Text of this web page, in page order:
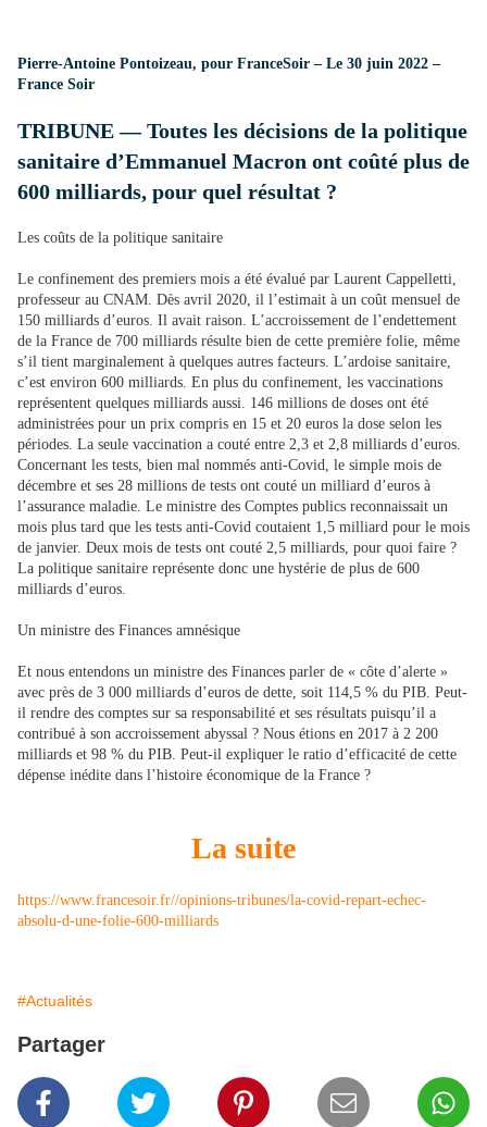
Pierre-Antoine Pontoizeau, pour FranceSoir – Le 30 juin 2022 –
France Soir
TRIBUNE — Toutes les décisions de la politique
sanitaire d’Emmanuel Macron ont coûté plus de
600 milliards, pour quel résultat ?
Les coûts de la politique sanitaire
Le confinement des premiers mois a été évalué par Laurent Cappelletti,
professeur au CNAM. Dès avril 2020, il l’estimait à un coût mensuel de
150 milliards d’euros. Il avait raison. L’accroissement de l’endettement
de la France de 700 milliards résulte bien de cette première folie, même
s’il tient marginalement à quelques autres facteurs. L’ardoise sanitaire,
c’est environ 600 milliards. En plus du confinement, les vaccinations
représentent quelques milliards aussi. 146 millions de doses ont été
administrées pour un prix compris en 15 et 20 euros la dose selon les
périodes. La seule vaccination a couté entre 2,3 et 2,8 milliards d’euros.
Concernant les tests, bien mal nommés anti-Covid, le simple mois de
décembre et ses 28 millions de tests ont couté un milliard d’euros à
l’assurance maladie. Le ministre des Comptes publics reconnaissait un
mois plus tard que les tests anti-Covid coutaient 1,5 milliard pour le mois
de janvier. Deux mois de tests ont couté 2,5 milliards, pour quoi faire ?
La politique sanitaire représente donc une hystérie de plus de 600
milliards d’euros.
Un ministre des Finances amnésique
Et nous entendons un ministre des Finances parler de « côte d’alerte »
avec près de 3 000 milliards d’euros de dette, soit 114,5 % du PIB. Peut-
il rendre des comptes sur sa responsabilité et ses résultats puisqu’il a
contribué à son accroissement abyssal ? Nous étions en 2017 à 2 200
milliards et 98 % du PIB. Peut-il expliquer le ratio d’efficacité de cette
dépense inédite dans l’histoire économique de la France ?
La suite
https://www.francesoir.fr//opinions-tribunes/la-covid-repart-echec-
absolu-d-une-folie-600-milliards
#Actualités
Partager